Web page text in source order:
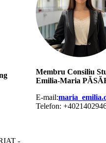
Membru Consiliu
Emilia-Maria
E-mail:
Telefon:
-